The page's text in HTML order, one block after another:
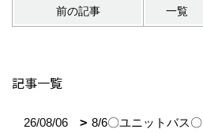
前の記事 一覧
記事一覧
26/08/06 8/6〇ユニットバス〇